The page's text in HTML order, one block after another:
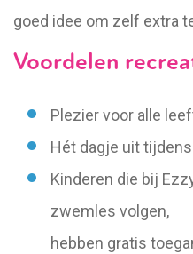
goed idee om zelf extra
Voordelen
Plezier voor alle
Hét dagje uit
Kinderen die bij
zwemles volgen,
hebben gratis